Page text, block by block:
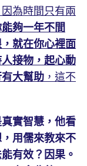
為時間只有兩
夠一年不間
就在你心裡面
接物，起心動
大幫助 ，這不
實智慧，他看
用儒來教來不
有效？因果。